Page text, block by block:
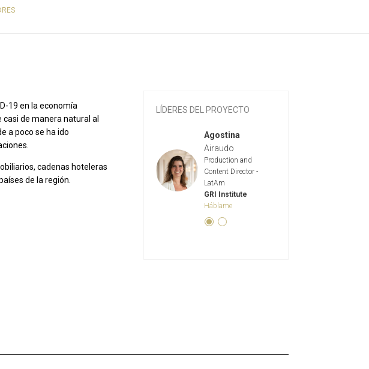
LÍDERES DEL PROYECTO
GRI Institute
Agostina
Airaudo
Production and
Content Director -
LatAm
GRI Institute
Háblame
19 en la economía
de manera natural al
a poco se ha ido
cadenas hoteleras
de la región.